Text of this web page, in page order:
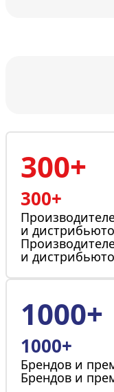
300+
300+
и
и
1000+
1000+
Брендов и
Брендов и